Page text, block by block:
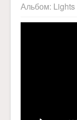
Альбом: Lights